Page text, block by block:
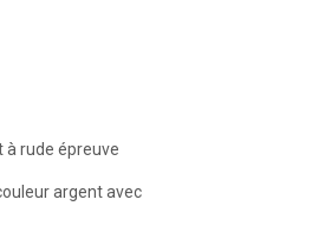
à rude épreuve
argent avec